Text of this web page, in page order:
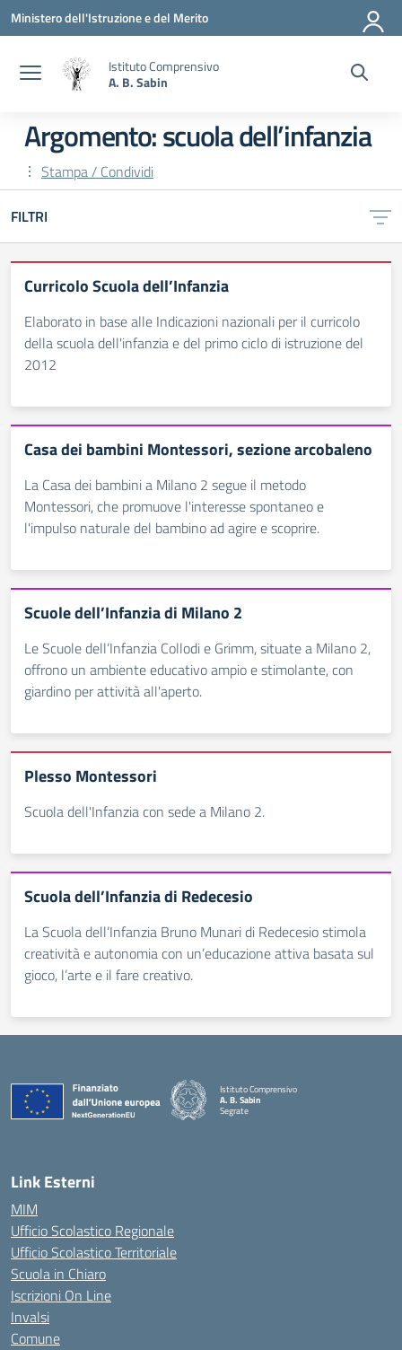
Vai ai contenuti
Vai al menu di navigazione
Vai al footer
Ministero dell'Istruzione e del Merito
Istituto Comprensivo
A. B. Sabin
Argomento: scuola dell’infanzia
Stampa / Condividi
FILTRI
Curricolo Scuola dell’Infanzia
Elaborato in base alle Indicazioni nazionali per il curricolo
della scuola dell'infanzia e del primo ciclo di istruzione del
2012
Casa dei bambini Montessori, sezione arcobaleno
La Casa dei bambini a Milano 2 segue il metodo
Montessori, che promuove l'interesse spontaneo e
l'impulso naturale del bambino ad agire e scoprire.
Scuole dell’Infanzia di Milano 2
Le Scuole dell’Infanzia Collodi e Grimm, situate a Milano 2,
offrono un ambiente educativo ampio e stimolante, con
giardino per attività all'aperto.
Plesso Montessori
Scuola dell'Infanzia con sede a Milano 2.
Scuola dell’Infanzia di Redecesio
La Scuola dell’Infanzia Bruno Munari di Redecesio stimola
creatività e autonomia con un’educazione attiva basata sul
gioco, l’arte e il fare creativo.
Istituto Comprensivo
A. B. Sabin
Segrate
Link Esterni
MIM
Ufficio Scolastico Regionale
Ufficio Scolastico Territoriale
Scuola in Chiaro
Iscrizioni On Line
Invalsi
Comune